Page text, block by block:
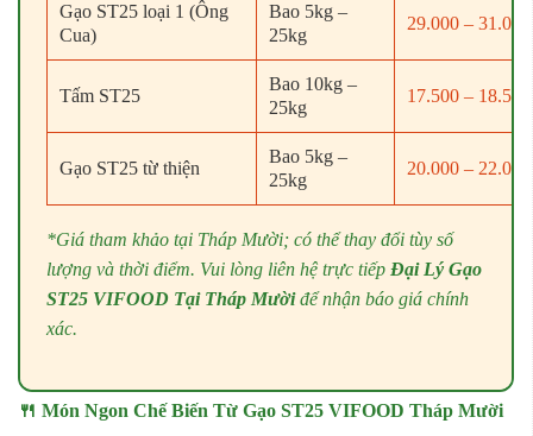
Gạo ST25 loại 1 (Ông
Cua)
Bao 5kg –
25kg
29.000 – 31.000
Tấm ST25
Bao 10kg –
25kg
17.500 – 18.500
Gạo ST25 từ thiện
Bao 5kg –
25kg
20.000 – 22.000
*Giá tham khảo tại Tháp Mười; có thể thay đổi tùy số
lượng và thời điểm. Vui lòng liên hệ trực tiếp Đại Lý Gạo
ST25 VIFOOD Tại Tháp Mườiđể nhận báo giá chính
xác.
🍴 Món Ngon Chế Biến Từ Gạo ST25 VIFOOD Tháp Mười